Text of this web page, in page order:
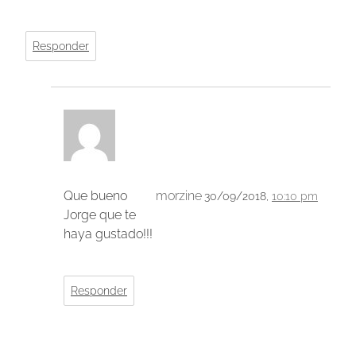
Responder
morzine 30/09/2018, 10:10 pm
Que bueno
Jorge que te
haya gustado!!!
Responder